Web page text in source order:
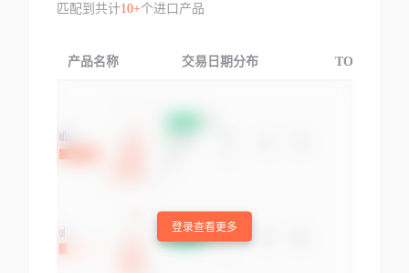
匹配到共计10+个进口产品
产品名称 交易日期分布 TOP3交易国
登录查看更多